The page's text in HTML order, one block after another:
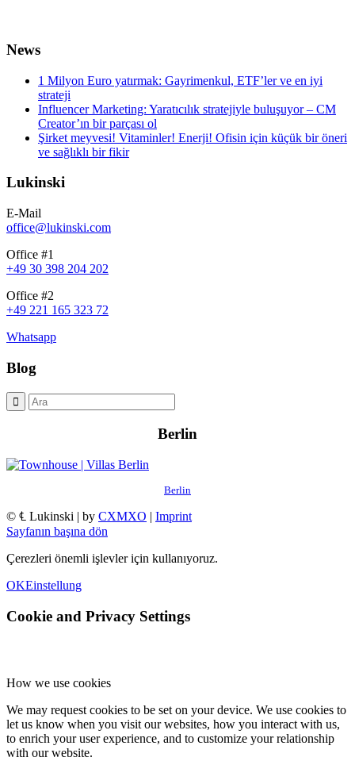
News
1 Milyon Euro yatırmak: Gayrimenkul, ETF’ler ve en iyi
strateji
Influencer Marketing: Yaratıcılık stratejiyle buluşuyor – CM
Creator’ın bir parçası ol
Şirket meyvesi! Vitaminler! Enerji! Ofisin için küçük bir öneri
ve sağlıklı bir fikir
Lukinski
E-Mail
office@lukinski.com
Office #1
+49 30 398 204 202
Office #2
+49 221 165 323 72
Whatsapp
Blog
Berlin
Berlin
© ℄ Lukinski | by CXMXO | Imprint
Sayfanın başına dön
Çerezleri önemli işlevler için kullanıyoruz.
OKEinstellung
Cookie and Privacy Settings
How we use cookies
We may request cookies to be set on your device. We use cookies to
let us know when you visit our websites, how you interact with us,
to enrich your user experience, and to customize your relationship
with our website.